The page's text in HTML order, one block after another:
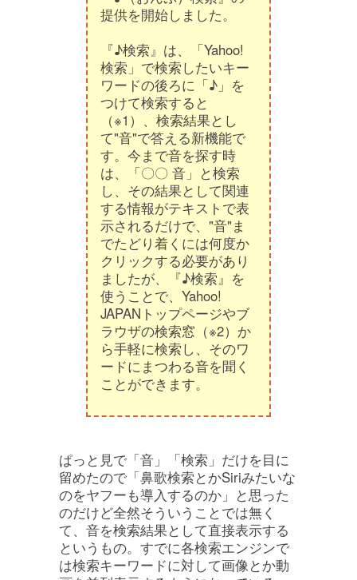
提供を開始しました。
『♪検索』は、「Yahoo!
検索」で検索したいキー
ワードの後ろに「♪」を
つけて検索すると
（※1）、検索結果とし
て"音"で答える新機能で
す。今まで音を探す時
は、「〇〇 音」と検索
し、その結果として関連
する情報がテキストで表
示されるだけで、"音"ま
でたどり着くには何度か
クリックする必要があり
ましたが、『♪検索』を
使うことで、Yahoo!
JAPANトップページやブ
ラウザの検索窓（※2）か
ら手軽に検索し、そのワ
ードにまつわる音を聞く
ことができます。
ぱっと見で「音」「検索」だけを目に
留めたので「鼻歌検索とかSiriみたいな
のをヤフーも導入するのか」と思った
のだけど全然そういうことでは無く
て、音を検索結果として直接表示する
というもの。すでに各検索エンジンで
は検索キーワードに対して画像とか動